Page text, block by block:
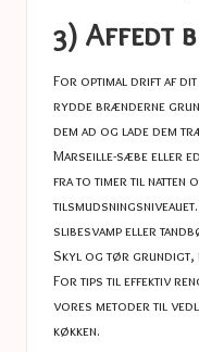
3) Affedt
For optimal drift af dit
rydde brænderne
dem ad og lade dem
Marseille-sæbe eller
fra to timer til natten
slibesvamp eller
Skyl og tør grundigt,
For tips til effektiv
vores metoder til
køkken.